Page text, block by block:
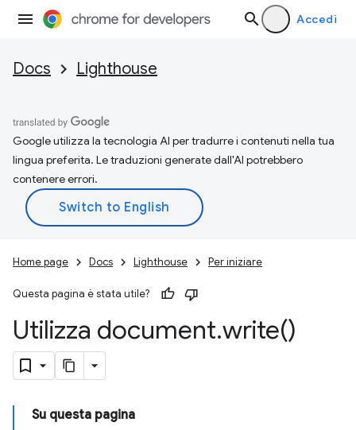
Accedi
Docs Lighthouse
Google utilizza la tecnologia AI per tradurre i contenuti nella tua
lingua preferita. Le traduzioni generate dall'AI potrebbero
contenere errori.
Home page Docs Lighthouse Per iniziare
Questa pagina è stata utile?
Utilizza document.write()
Su questa pagina